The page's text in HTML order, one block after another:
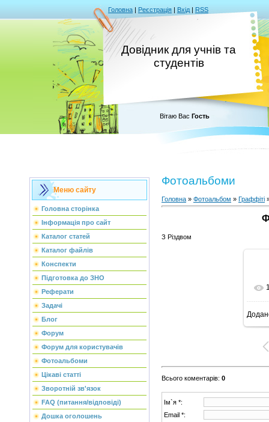
Головна | Реєстрація | Вхід | RSS
Довідник для учнів та
студентів
Вітаю Вас Гость
Меню сайту
Головна сторінка
Інформація про сайт
Каталог статей
Каталог файлів
Конспекти
Підготовка до ЗНО
Реферати
Задачі
Блог
Форум
Форум для користувачів
Фотоальбоми
Цікаві статті
Зворотній зв'язок
FAQ (питання/відповіді)
Дошка оголошень
Фотоальбоми
Головна » Фотоальбом » Граффіті
З Різдвом
Всього коментарів: 0
Ім`я *:
Email *: